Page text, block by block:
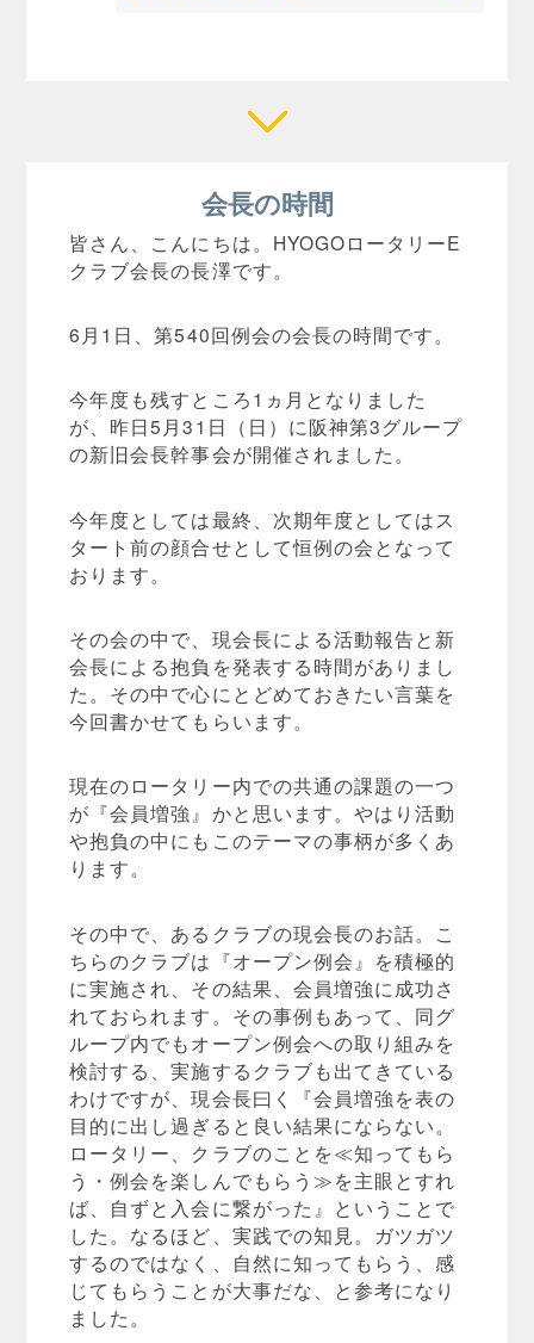
会長の時間
皆さん、こんにちは。HYOGOロータリーE
クラブ会長の長澤です。
6月1日、第540回例会の会長の時間です。
今年度も残すところ1ヵ月となりました
が、昨日5月31日（日）に阪神第3グループ
の新旧会長幹事会が開催されました。
今年度としては最終、次期年度としてはス
タート前の顔合せとして恒例の会となって
おります。
その会の中で、現会長による活動報告と新
会長による抱負を発表する時間がありまし
た。その中で心にとどめておきたい言葉を
今回書かせてもらいます。
現在のロータリー内での共通の課題の一つ
が『会員増強』かと思います。やはり活動
や抱負の中にもこのテーマの事柄が多くあ
ります。
その中で、あるクラブの現会長のお話。こ
ちらのクラブは『オープン例会』を積極的
に実施され、その結果、会員増強に成功さ
れておられます。その事例もあって、同グ
ループ内でもオープン例会への取り組みを
検討する、実施するクラブも出てきている
わけですが、現会長曰く『会員増強を表の
目的に出し過ぎると良い結果にならない。
ロータリー、クラブのことを≪知ってもら
う・例会を楽しんでもらう≫を主眼とすれ
ば、自ずと入会に繋がった』ということで
した。なるほど、実践での知見。ガツガツ
するのではなく、自然に知ってもらう、感
じてもらうことが大事だな、と参考になり
ました。